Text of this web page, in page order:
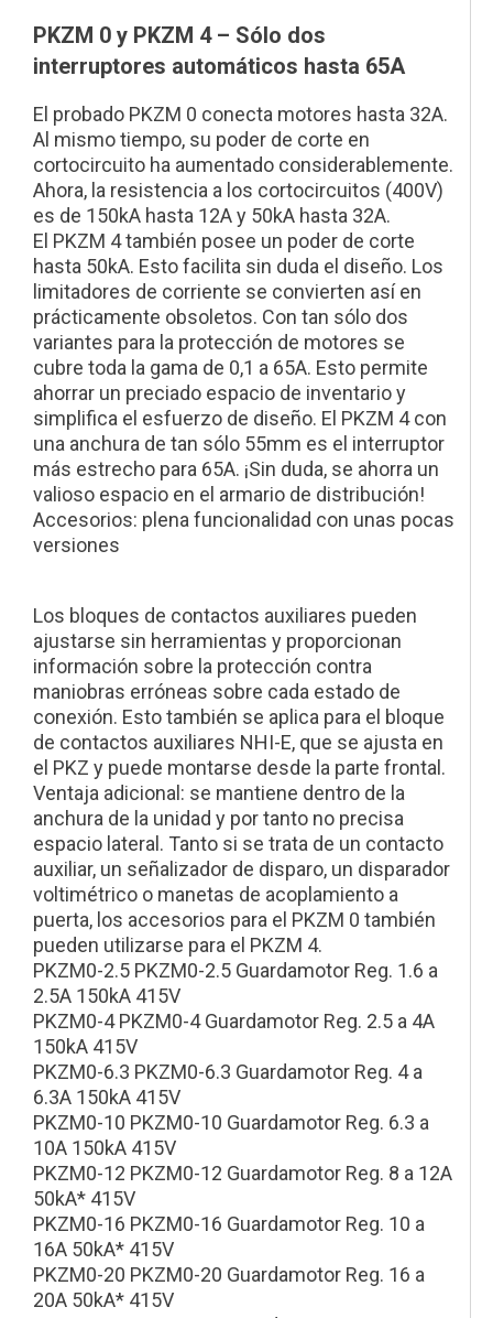
PKZM 0 y PKZM 4 – Sólo dos
interruptores automáticos hasta 65A
El probado PKZM 0 conecta motores hasta 32A.
Al mismo tiempo, su poder de corte en
cortocircuito ha aumentado considerablemente.
Ahora, la resistencia a los cortocircuitos (400V)
es de 150kA hasta 12A y 50kA hasta 32A.
El PKZM 4 también posee un poder de corte
hasta 50kA. Esto facilita sin duda el diseño. Los
limitadores de corriente se convierten así en
prácticamente obsoletos. Con tan sólo dos
variantes para la protección de motores se
cubre toda la gama de 0,1 a 65A. Esto permite
ahorrar un preciado espacio de inventario y
simplifica el esfuerzo de diseño. El PKZM 4 con
una anchura de tan sólo 55mm es el interruptor
más estrecho para 65A. ¡Sin duda, se ahorra un
valioso espacio en el armario de distribución!
Accesorios: plena funcionalidad con unas pocas
versiones
Los bloques de contactos auxiliares pueden
ajustarse sin herramientas y proporcionan
información sobre la protección contra
maniobras erróneas sobre cada estado de
conexión. Esto también se aplica para el bloque
de contactos auxiliares NHI-E, que se ajusta en
el PKZ y puede montarse desde la parte frontal.
Ventaja adicional: se mantiene dentro de la
anchura de la unidad y por tanto no precisa
espacio lateral. Tanto si se trata de un contacto
auxiliar, un señalizador de disparo, un disparador
voltimétrico o manetas de acoplamiento a
puerta, los accesorios para el PKZM 0 también
pueden utilizarse para el PKZM 4.
PKZM0-2.5 PKZM0-2.5 Guardamotor Reg. 1.6 a
2.5A 150kA 415V
PKZM0-4 PKZM0-4 Guardamotor Reg. 2.5 a 4A
150kA 415V
PKZM0-6.3 PKZM0-6.3 Guardamotor Reg. 4 a
6.3A 150kA 415V
PKZM0-10 PKZM0-10 Guardamotor Reg. 6.3 a
10A 150kA 415V
PKZM0-12 PKZM0-12 Guardamotor Reg. 8 a 12A
50kA* 415V
PKZM0-16 PKZM0-16 Guardamotor Reg. 10 a
16A 50kA* 415V
PKZM0-20 PKZM0-20 Guardamotor Reg. 16 a
20A 50kA* 415V